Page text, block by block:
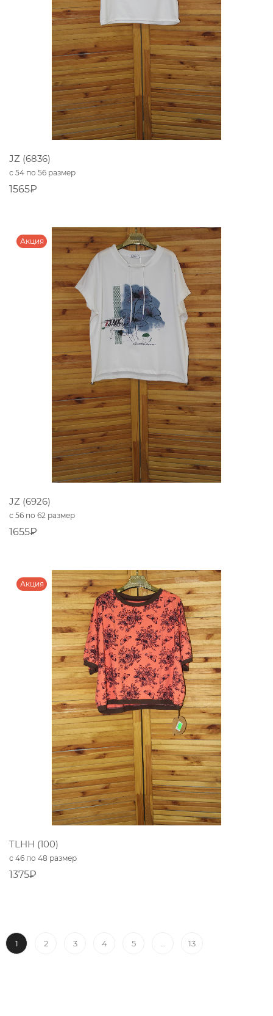
JZ (6836)
с 54 по 56 размер
1565₽
JZ (6926)
с 56 по 62 размер
1655₽
TLHH (100)
с 46 по 48 размер
1375₽
1 2 3 4 5 13